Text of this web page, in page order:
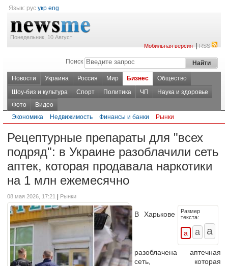
Язык: рус укр eng
Понедельник, 10 Август
Мобильная версия|RSS
Поиск
Новости Украина Россия Мир Бизнес
Общество
Шоу-биз и культура
Спорт Политика ЧП
Наука и здоровье
Фото
Видео
Экономика
Недвижимость Финансы и банки Рынки
Рецептурные препараты для "всех
подряд": в Украине разоблачили сеть
аптек, которая продавала наркотики
на 1 млн ежемесячно
08 мая 2026, 17:21 Рынки
Размер
текста:
В Харькове
разоблачена аптечная
сеть, которая